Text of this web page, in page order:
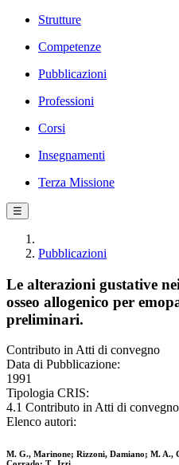
Strutture
Competenze
Pubblicazioni
Professioni
Corsi
Insegnamenti
Terza Missione
☰
Pubblicazioni
Le alterazioni gustative
osseo allogenico per
preliminari.
Contributo in Atti di convegno
Data di Pubblicazione:
1991
Tipologia CRIS:
4.1 Contributo in Atti di convegno
Elenco autori:
M. G., Marinone; Rizzoni, Damiano; M. A.,